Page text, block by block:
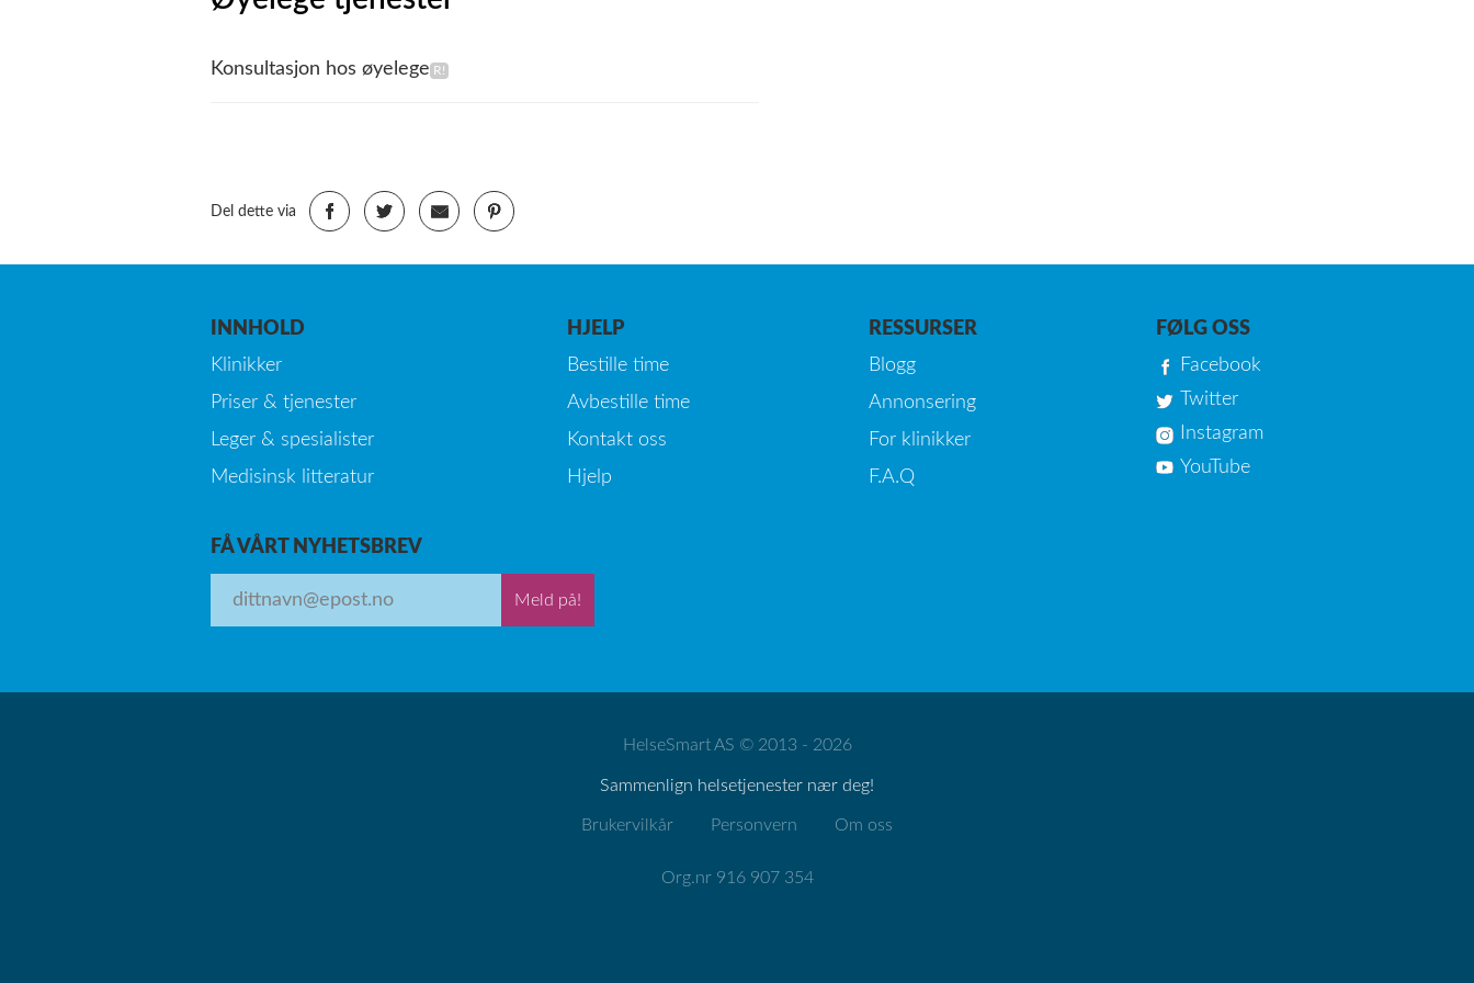
Konsultasjon hos øyelege
Del dette via
INNHOLD
Klinikker
Priser & tjenester
Leger & spesialister
Medisinsk litteratur
HJELP
Bestille time
Avbestille time
Kontakt oss
Hjelp
RESSURSER
Blogg
Annonsering
For klinikker
F.A.Q
FØLG OSS
Facebook
Twitter
Instagram
YouTube
FÅ VÅRT NYHETSBREV
Meld på!
HelseSmart AS © 2013 - 2026
Sammenlign helsetjenester nær deg!
Brukervilkår Personvern Om oss
Org.nr 916 907 354